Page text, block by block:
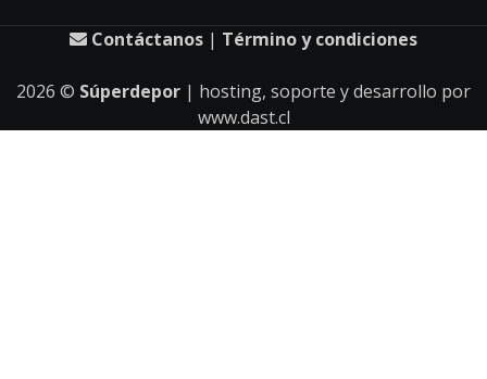
Contáctanos | Término y condiciones
2026 © Súperdepor | hosting, soporte y desarrollo por
www.dast.cl